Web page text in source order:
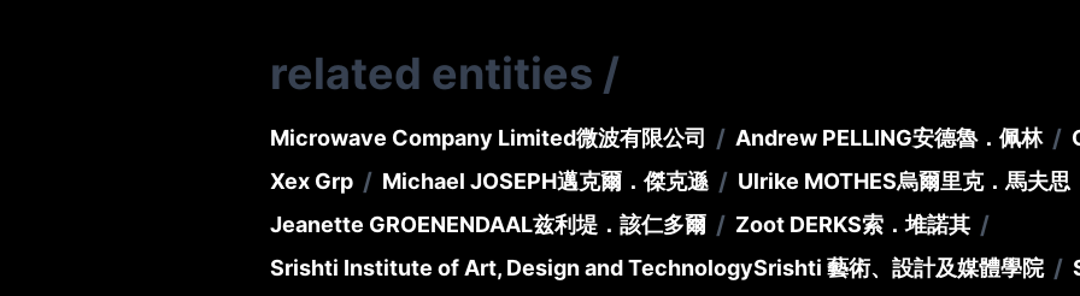
related entities /
Microwave Company Limited微波有限公司 / Andrew PELLING安德魯．佩林 /
Xex Grp / Michael JOSEPH邁克爾．傑克遜 / Ulrike MOTHES烏爾里克．馬夫思
Jeanette GROENENDAAL兹利堤．該仁多爾 / Zoot DERKS索．堆諾其 /
Srishti Institute of Art, Design and TechnologySrishti 藝術、設計及媒體學院 /